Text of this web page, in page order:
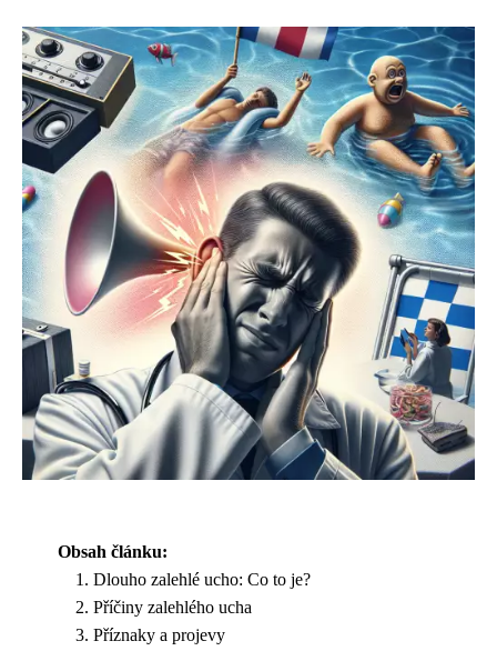
Obsah článku:
Dlouho zalehlé ucho: Co to je?
Příčiny zalehlého ucha
Příznaky a projevy